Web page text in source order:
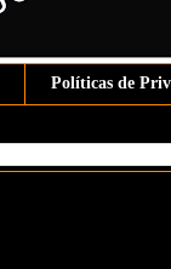
Políticas de